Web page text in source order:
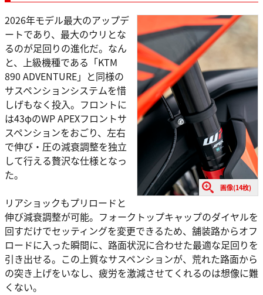
画像(14枚)
2026年モデル最大のアップデ
ートであり、最大のウリとな
るのが足回りの進化だ。なん
と、上級機種である「KTM
890 ADVENTURE」と同様の
サスペンションシステムを惜
しげもなく投入。フロントに
は43φのWP APEXフロントサ
スペンションをおごり、左右
で伸び・圧の減衰調整を独立
して行える贅沢な仕様となっ
た。
リアショックもプリロードと
伸び減衰調整が可能。フォークトップキャップのダイヤルを
回すだけでセッティングを変更できるため、舗装路からオフ
ロードに入った瞬間に、路面状況に合わせた最適な足回りを
引き出せる。この上質なサスペンションが、荒れた路面から
の突き上げをいなし、疲労を激減させてくれるのは想像に難
くない。